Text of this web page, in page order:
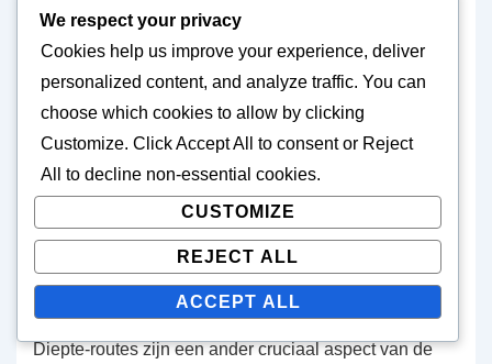
het type play te voorspellen.
Een belangrijk voordeel van de Pro Set is de
flexibiliteit die het biedt voor tight ends. In tegenstelling
tot meer rigide formaties, kunnen tight ends in de Pro
Set zich op verschillende posities opstellen, waardoor
ze kunnen fungeren als blokkers, receivers of zelfs
bewegende spelers. Deze aanpasbaarheid kan
defensieve zwaktes uitbuiten en gunstige matchups
creëren.
Diepte-routes zijn een ander cruciaal aspect van de
We respect your privacy
Cookies help us improve your experience, deliver
personalized content, and analyze traffic. You can
choose which cookies to allow by clicking
Customize. ClickAccept All to consent or Reject
All
to decline non-essential cookies.
CUSTOMIZE
REJECT ALL
ACCEPT ALL